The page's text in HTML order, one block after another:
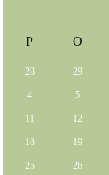
P O
28 29
4 5
11 12
18 19
25 26